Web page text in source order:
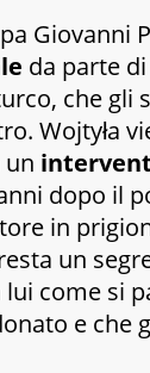
Giovanni
da parte
che gli
Wojtyła
dopo il
in
un
come si
e che